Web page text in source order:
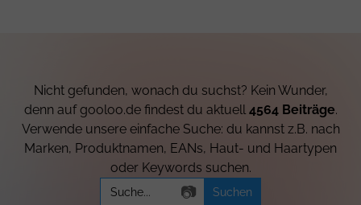
Nicht gefunden, wonach du suchst? Kein Wunder,
denn auf gooloo.de findest du aktuell 4564 Beiträge.
Verwende unsere einfache Suche: du kannst z.B. nach
Marken, Produktnamen, EANs, Haut- und Haartypen
oder Keywords suchen.
Search
for:
📷